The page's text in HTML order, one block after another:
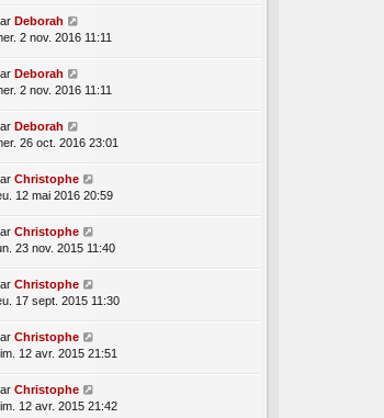
Deborah
2 nov. 2016 11:11
Deborah
2 nov. 2016 11:11
Deborah
26 oct. 2016 23:01
Christophe
12 mai 2016 20:59
Christophe
23 nov. 2015 11:40
Christophe
17 sept. 2015 11:30
Christophe
12 avr. 2015 21:51
Christophe
12 avr. 2015 21:42